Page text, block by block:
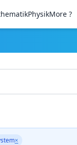
PhysikMore ?
×